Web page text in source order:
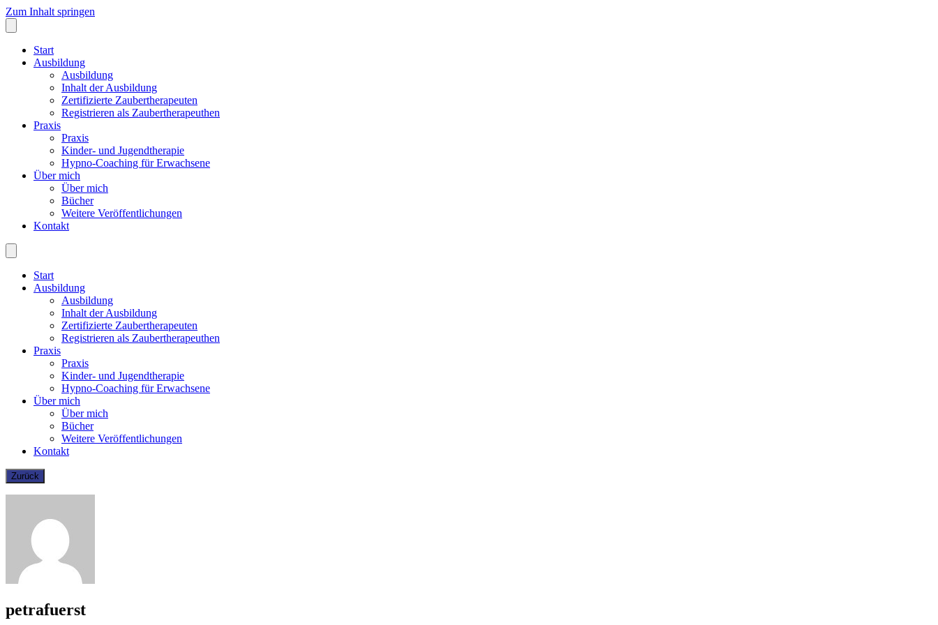
Zum Inhalt springen
Start
Ausbildung
Ausbildung
Inhalt der Ausbildung
Zertifizierte Zaubertherapeuten
Registrieren als Zaubertherapeuthen
Praxis
Praxis
Kinder- und Jugendtherapie
Hypno-Coaching für Erwachsene
Über mich
Über mich
Bücher
Weitere Veröffentlichungen
Kontakt
Start
Ausbildung
Ausbildung
Inhalt der Ausbildung
Zertifizierte Zaubertherapeuten
Registrieren als Zaubertherapeuthen
Praxis
Praxis
Kinder- und Jugendtherapie
Hypno-Coaching für Erwachsene
Über mich
Über mich
Bücher
Weitere Veröffentlichungen
Kontakt
petrafuerst